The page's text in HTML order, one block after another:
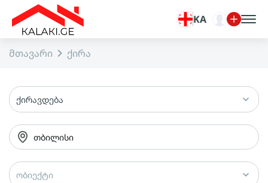
KA
მთავარი ქირა
ქირავდება
თბილისი
ობიექტი